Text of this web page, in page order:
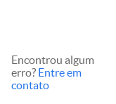
Encontrou algum
erro? Entre em
contato